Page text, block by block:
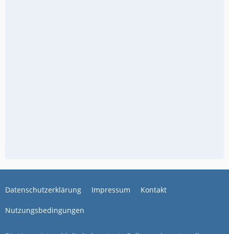
Datenschutzerklärung Impressum Kontakt
Nutzungsbedingungen